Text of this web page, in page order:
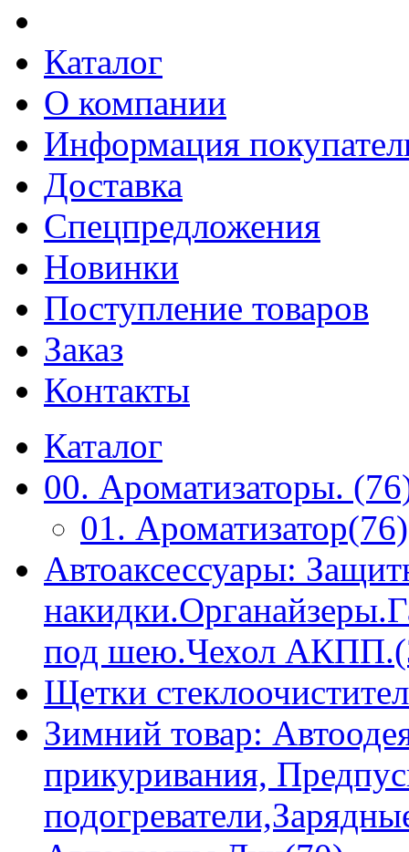
Каталог
О компании
Информация
Доставка
Спецпредложения
Новинки
Поступление товаров
Заказ
Контакты
Каталог
00. Ароматизаторы.
01. Ароматизатор(76)
Автоаксессуары:
под шею.Чехол
Щетки
Зимний товар:
прикуривания,